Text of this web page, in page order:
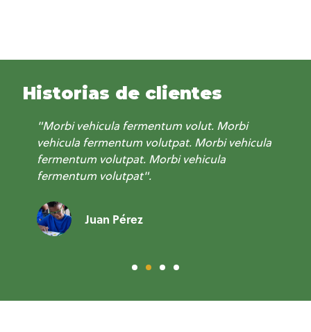
Historias de clientes
"Morbi vehicula fermentum volut. Morbi
vehicula fermentum volutpat. Morbi vehicula
fermentum volutpat. Morbi vehicula
fermentum volutpat".
Juan Pérez